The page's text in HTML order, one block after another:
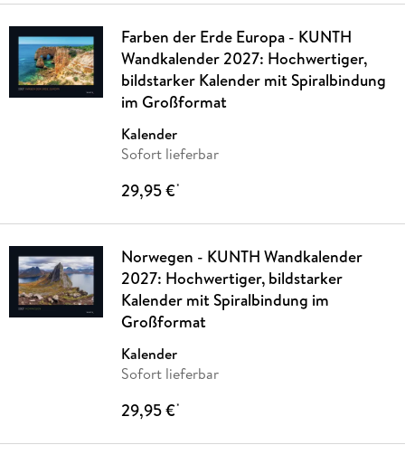
Farben der Erde Europa - KUNTH
Wandkalender 2027: Hochwertiger,
bildstarker Kalender mit Spiralbindung
im Großformat
Kalender
Sofort lieferbar
29,95 €*
Norwegen - KUNTH Wandkalender
2027: Hochwertiger, bildstarker
Kalender mit Spiralbindung im
Großformat
Kalender
Sofort lieferbar
29,95 €*